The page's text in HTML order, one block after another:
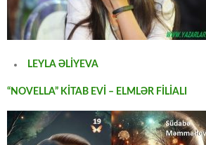
LEYLA ƏLİYEVA
“NOVELLA” KİTAB EVİ – ELMLƏR FİLİALI